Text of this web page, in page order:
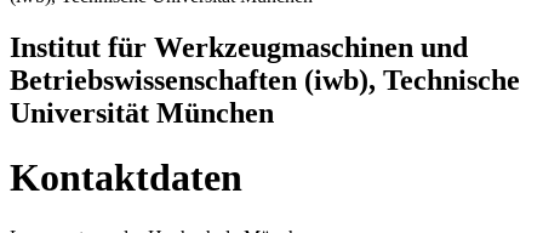
Institut für Werkzeugmaschinen und
Betriebswissenschaften (iwb), Technische
Universität München
Kontaktdaten